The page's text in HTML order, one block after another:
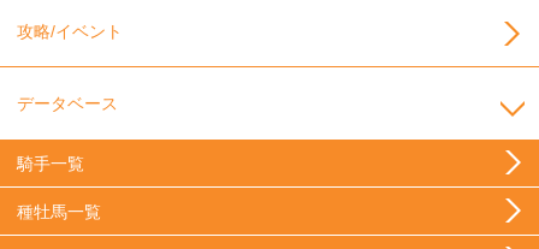
攻略/イベント
データベース
騎手一覧
種牡馬一覧